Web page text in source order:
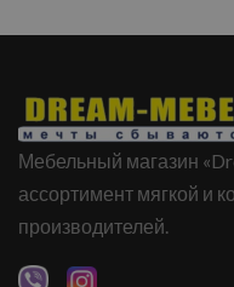
Мебельный магазин
ассортимент мягкой и
производителей.